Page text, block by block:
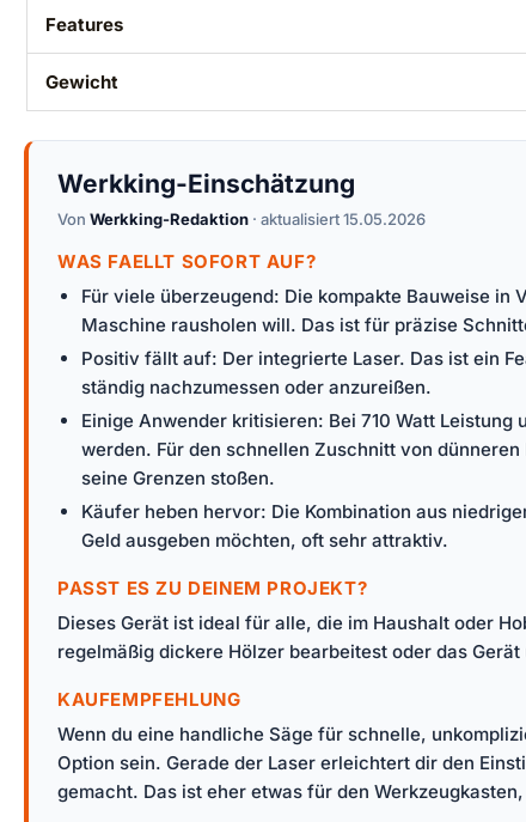
Features
Gewicht
Werkking-Einschätzung
Von Werkking-Redaktion · aktualisiert 15.05.2026
WAS FAELLT SOFORT AUF?
Für viele überzeugend: Die kompakte Bauweise
Maschine rausholen will. Das ist für präzise
Positiv fällt auf: Der integrierte Laser. Das ist ein
ständig nachzumessen oder anzureißen.
Einige Anwender kritisieren: Bei 710 Watt
werden. Für den schnellen Zuschnitt von
seine Grenzen stoßen.
Käufer heben hervor: Die Kombination aus
Geld ausgeben möchten, oft sehr attraktiv.
PASST ES ZU DEINEM PROJEKT?
Dieses Gerät ist ideal für alle, die im Haushalt oder
regelmäßig dickere Hölzer bearbeitest oder das
KAUFEMPFEHLUNG
Wenn du eine handliche Säge für schnelle,
Option sein. Gerade der Laser erleichtert dir den
gemacht. Das ist eher etwas für den